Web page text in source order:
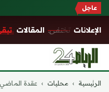
عاجل
الإعلانات تختفي. المقالات
التجاوز
الرئيسية › محليات › عقدة